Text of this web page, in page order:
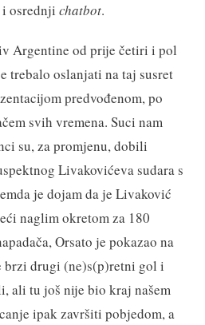
osrednji chatbot.
Argentine od prije četiri i pol
trebalo oslanjati na taj susret
predvođenom, po
svih vremena. Suci nam
su, za promjenu, dobili
Livakovićeva sudara s
je dojam da je Livaković
naglim okretom za 180
Orsato je pokazao na
drugi (ne)s(p)retni gol i
ali tu još nije bio kraj našem
ipak završiti pobjedom, a